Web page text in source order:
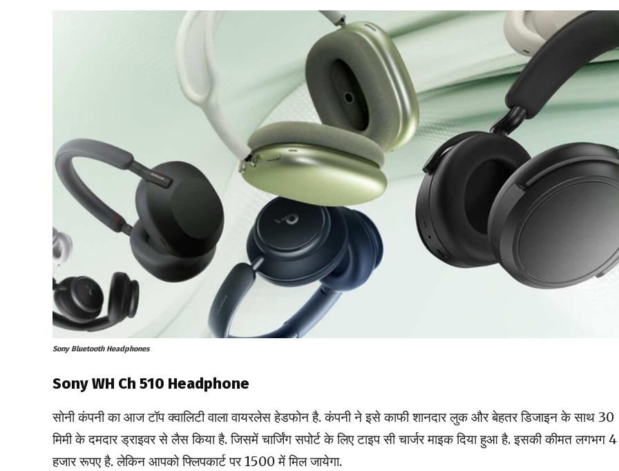
Sony Bluetooth Headphones
Sony WH Ch 510 Headphone
सोनी कंपनी का आज टॉप क्वालिटी वाला वायरलेस हेडफोन है. कंपनी ने इसे काफी शानदार लुक और बेहतर डिजाइन के साथ 30
मिमी के दमदार ड्राइवर से लैस किया है. जिसमें चार्जिंग सपोर्ट के लिए टाइप सी चार्जर माइक दिया हुआ है. इसकी कीमत लगभग 4
हजार रूपए है. लेकिन आपको फ्लिपकार्ट पर 1500 में मिल जायेगा.